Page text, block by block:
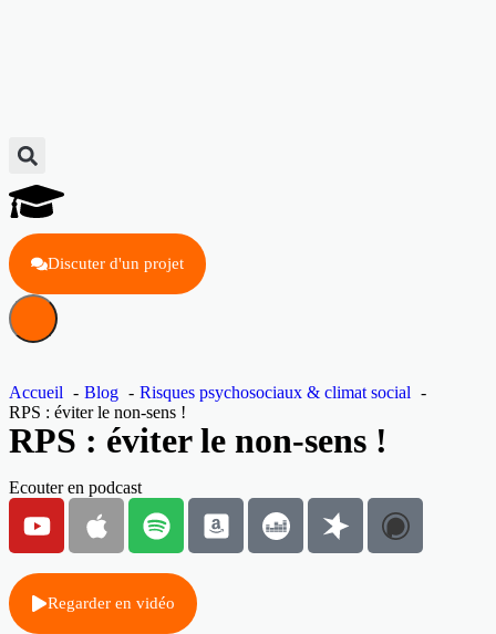
Discuter d'un projet
Accueil Blog
Risques psychosociaux & climat social
RPS : éviter le non-sens !
RPS : éviter le non-sens !
Ecouter en podcast
Regarder en vidéo